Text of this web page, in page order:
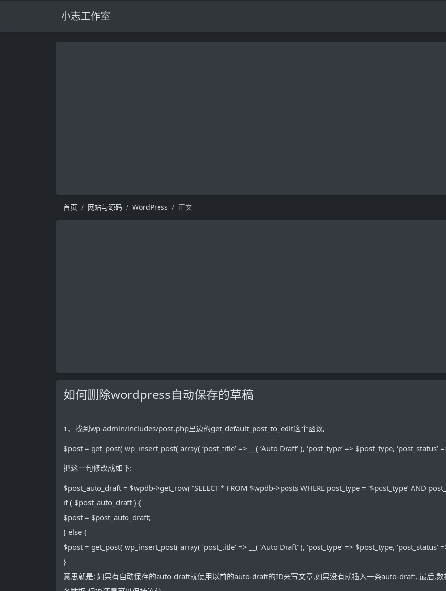
小志工作室
首页 网站与源码 WordPress 正文
如何删除wordpress自动保存的草稿
1、找到wp-admin/includes/post.php里边的get_default_post_to_edit这个函数,
$post = get_post( wp_insert_post( array( ‘post_title’ => __( ‘Auto Draft’ ), ‘post_type’ => $post_type, ‘post_status’
把这一句修改成如下:
$post_auto_draft = $wpdb->get_row( “SELECT * FROM $wpdb->posts WHERE post_type = ‘$post_type’ AND
if ( $post_auto_draft ) {
$post = $post_auto_draft;
} else {
$post = get_post( wp_insert_post( array( ‘post_title’ => __( ‘Auto Draft’ ), ‘post_type’ => $post_type, ‘post_status’
}
意思就是: 如果有自动保存的auto-draft就使用以前的auto-draft的ID来写文章,如果没有就插入一条auto-draft, 最后,